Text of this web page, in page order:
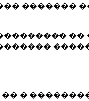
�������
�